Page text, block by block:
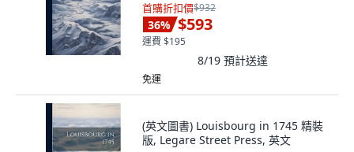
首購折扣價$932
36% $593
運費 $195
8/19 預計送達
免運
(英文圖書) Louisbourg in 1745 精裝
版, Legare Street Press, 英文